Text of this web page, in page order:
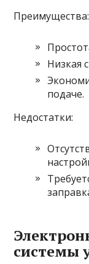
Преимущества:
Низкая
подаче.
Недостатки:
системы